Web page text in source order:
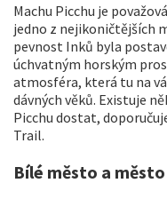
Machu Picchu je
jedno z nejikoničtějších
pevnost Inků byla
úchvatným horským
atmosféra, která tu na
dávných věků. Existuje
Picchu dostat,
Trail.
Bílé město a